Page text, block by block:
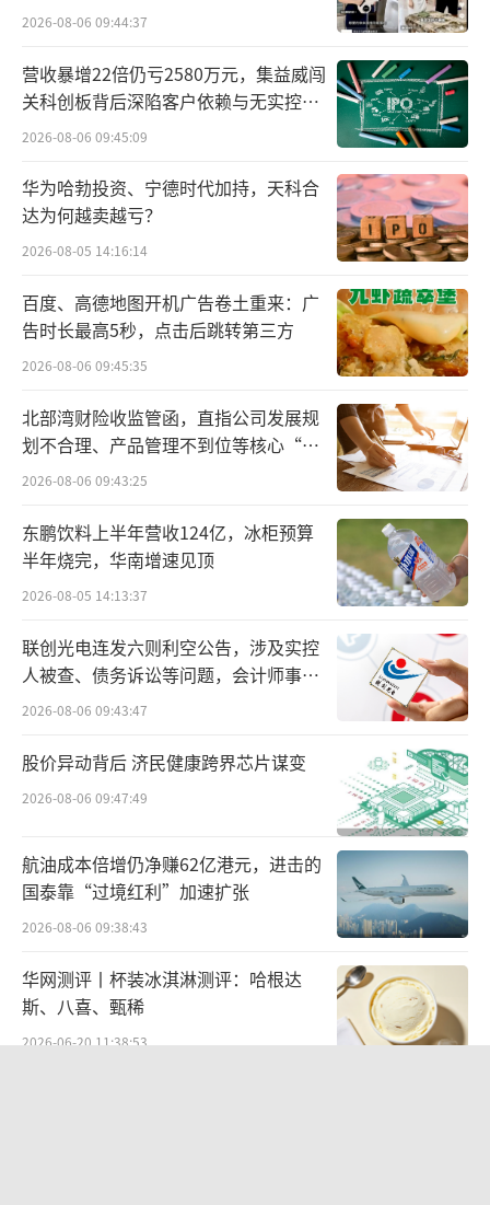
此外该工作人士认为，相关讨论中的“三
蹦子”“老年车”等称呼带有歧视色彩，断章
取义博热度和带歧视色彩看待一个行业是很不
可取的。
目前，宗申智客S1已经上市，通过经销商
门店销售，在抖音快手等平台销售预计可能还
要等一个月，终端零售价约超6000元。
今年4月，江苏宗申重磅推出“极客”高端
产品系列，包含熊猫、缤果、途观C9、途昂C5
等型号。
近期，“宗申智慧出行”公众号曾发布一
张“极客+”系列的产品组成概念图，其中包括
智界、问界以及尚界。发布会前一天，该账号
还曾预告过新品发布会，海报配文为“智界M
1”。目前，前述相关宣传资料已搜索不到。
企业法律事务部副主任连润民律师指出，相关
海报内容容易构成对品牌方或品牌产品攀附，
客观上如使消费者陷入认识错误，那么就有可
能构成不正当竞争。目前鉴于宗申已经删除了
相关的海报，停止侵权，故如影响不大，相关
品牌方或基于效率及其他考量选择不追究其责
任。
截至发稿，宗申、鸿蒙智行、问界以及智
除了三轮还能造“飞机”，宗申动力股价
去年累计涨幅近300%
2026-08-06 09:44:37
营收暴增22倍仍亏2580万元，集益威闯
关科创板背后深陷客户依赖与无实控人
困局
2026-08-06 09:45:09
华为哈勃投资、宁德时代加持，天科合
达为何越卖越亏？
2026-08-05 14:16:14
百度、高德地图开机广告卷土重来：广
告时长最高5秒，点击后跳转第三方
2026-08-06 09:45:35
北部湾财险收监管函，直指公司发展规
划不合理、产品管理不到位等核心“痛
点”
2026-08-06 09:43:25
东鹏饮料上半年营收124亿，冰柜预算
半年烧完，华南增速见顶
2026-08-05 14:13:37
联创光电连发六则利空公告，涉及实控
人被查、债务诉讼等问题，会计师事务
所曾出具“保留意见”
2026-08-06 09:43:47
股价异动背后 济民健康跨界芯片谋变
2026-08-06 09:47:49
航油成本倍增仍净赚62亿港元，进击的
国泰靠“过境红利”加速扩张
2026-08-06 09:38:43
华网测评丨杯装冰淇淋测评：哈根达
斯、八喜、甄稀
2026-06-20 11:38:53